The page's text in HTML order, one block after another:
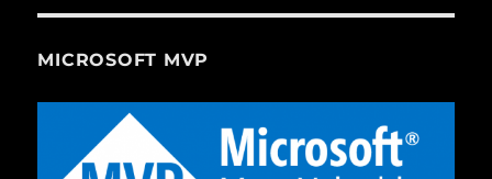
MICROSOFT MVP